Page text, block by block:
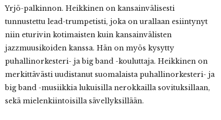
Yrjö-palkinnon. Heikkinen on kansainvälisesti
tunnustettu lead-trumpetisti, joka on urallaan esiintynyt
niin eturivin kotimaisten kuin kansainvälisten
jazzmuusikoiden kanssa. Hän on myös kysytty
puhallinorkesteri- ja big band -kouluttaja. Heikkinen on
merkittävästi uudistanut suomalaista puhallinorkesteri- ja
big band -musiikkia lukuisilla nerokkailla sovituksillaan,
sekä mielenkiintoisilla sävellyksillään.